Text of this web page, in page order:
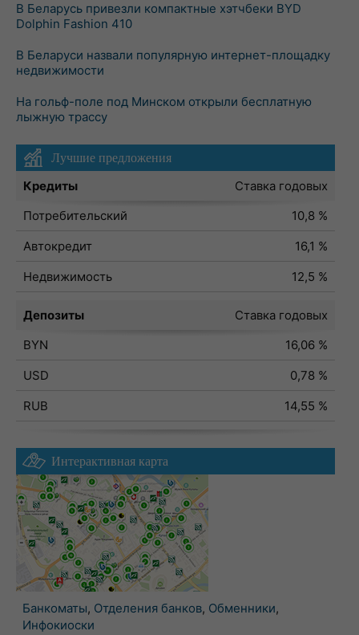
В Беларусь привезли компактные хэтчбеки BYD
Dolphin Fashion 410
В Беларуси назвали популярную интернет-площадку
недвижимости
На гольф-поле под Минском открыли бесплатную
лыжную трассу
Лучшие предложения
Кредиты
Ставка годовых
Потребительский
10,8 %
Автокредит
16,1 %
Недвижимость
12,5 %
Депозиты
Ставка годовых
BYN
16,06 %
USD
0,78 %
RUB
14,55 %
Интерактивная карта
Банкоматы, Отделения банков, Обменники,
Инфокиоски